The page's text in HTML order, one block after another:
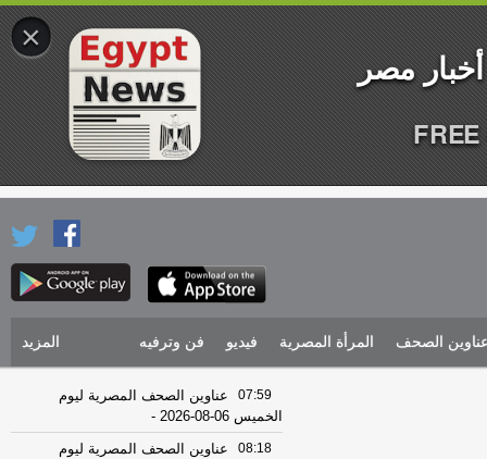
الصحف المرأة المصرية فيديو فن وترفيه المزيد
07:59
عناوين الصحف المصرية ليوم
الخميس 06-08-2026
-
08:18
عناوين الصحف المصرية ليوم
×